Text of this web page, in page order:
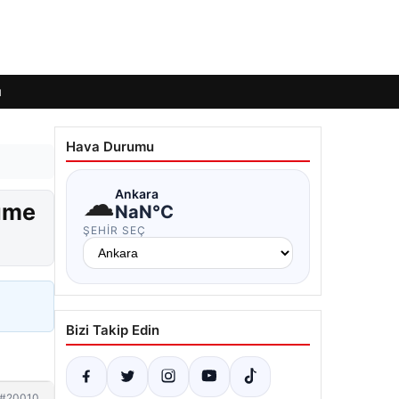
Hava Durumu
☁Ankara
NaN°C
ŞEHIR SEÇ
Bizi Takip Edin